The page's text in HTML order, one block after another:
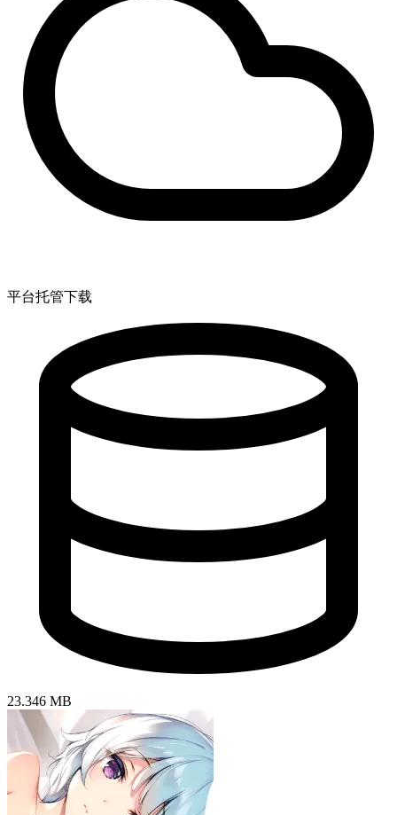
平台托管下载
23.346 MB